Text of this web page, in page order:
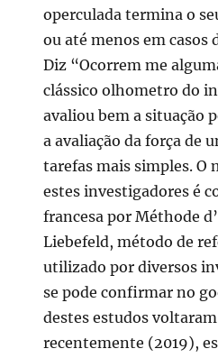
operculada termina o
ou até menos em casos
Diz “Ocorrem me
clássico olhometro do
avaliou bem a situação
a avaliação da força de
tarefas mais simples.
estes investigadores é
francesa por Méthode
Liebefeld, método de
utilizado por diversos
se pode confirmar no
destes estudos
recentemente (2019),